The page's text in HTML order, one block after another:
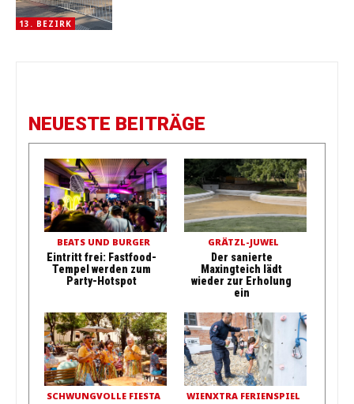
13. BEZIRK
NEUESTE BEITRÄGE
BEATS UND BURGER
Eintritt frei: Fastfood-
Tempel werden zum
Party-Hotspot
GRÄTZL-JUWEL
Der sanierte
Maxingteich lädt
wieder zur Erholung
ein
SCHWUNGVOLLE FIESTA WIENXTRA FERIENSPIEL